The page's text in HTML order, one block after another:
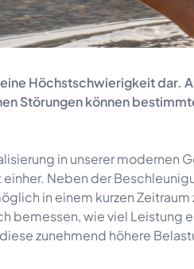
Höchstschwierigkeit dar.
Störungen können
in unserer modernen
Neben der
in einem kurzen
bemessen, wie viel Leistung
zunehmend höhere